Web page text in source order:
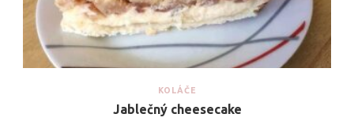
KOLÁČE
Jablečný cheesecake